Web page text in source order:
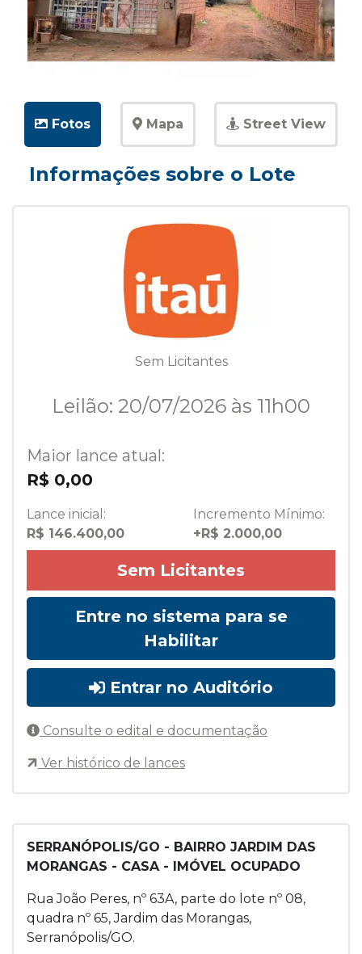
Fotos Mapa Street View
Informações sobre o Lote
SERRANÓPOLIS/GO - BAIRRO JARDIM DAS
MORANGAS - CASA - IMÓVEL OCUPADO
Rua João Peres, nº 63A, parte do lote nº 08,
quadra nº 65, Jardim das Morangas,
Serranópolis/GO.
Sem Licitantes
Leilão: 20/07/2026 às 11h00
Maior lance atual:
R$ 0,00
Lance inicial:
R$ 146.400,00
Incremento Mínimo:
+R$ 2.000,00
Sem Licitantes
Entre no sistema para se
Habilitar
Entrar no Auditório
Consulte o edital e documentação
Ver histórico de lances